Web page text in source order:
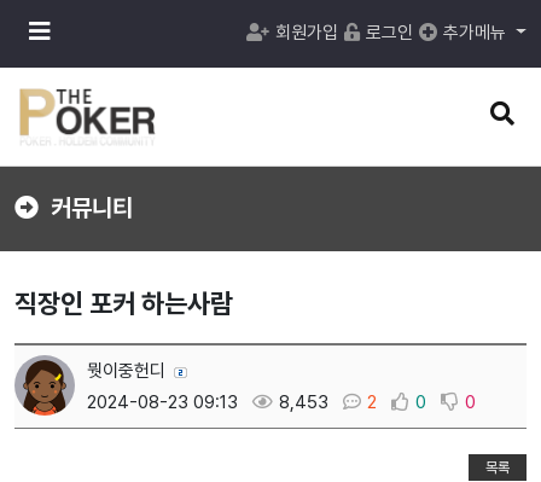
메
튼
회원가입 로그인 추가메뉴
검
버
커뮤니티
직장인 포커 하는사람
뭣이중헌디
2024-08-23 09:13
8,453 2 0 0
목록